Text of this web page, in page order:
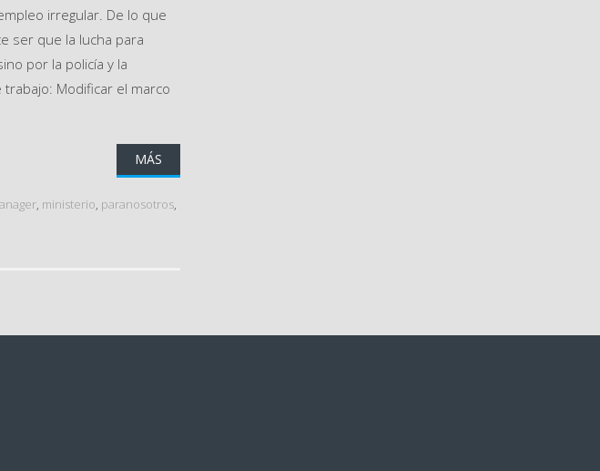
irregular. De lo que
ser que la lucha para
por la policía y la
Modificar el marco
MÁS
, ministerio, paranosotros,